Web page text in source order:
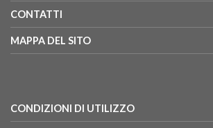
CONTATTI
MAPPA DEL SITO
CONDIZIONI DI UTILIZZO